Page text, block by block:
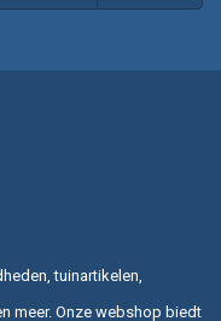
tuinartikelen,
meer. Onze webshop biedt